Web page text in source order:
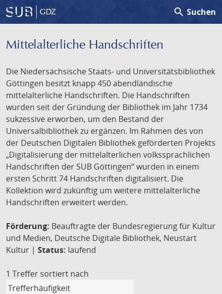
GDZ search Suchen
Mittelalterliche Handschriften
Die Niedersächsische Staats- und Universitätsbibliothek
Göttingen besitzt knapp 450 abendländische
mittelalterliche Handschriften. Die Handschriften
wurden seit der Gründung der Bibliothek im Jahr 1734
sukzessive erworben, um den Bestand der
Universalbibliothek zu ergänzen. Im Rahmen des von
der Deutschen Digitalen Bibliothek geförderten Projekts
„Digitalisierung der mittelalterlichen volkssprachlichen
Handschriften der SUB Göttingen“ wurden in einem
ersten Schritt 74 Handschriften digitalisiert. Die
Kollektion wird zukünftig um weitere mittelalterliche
Handschriften erweitert werden.
Förderung: Beauftragte der Bundesregierung für Kultur
und Medien, Deutsche Digitale Bibliothek, Neustart
Kultur | Status: laufend
1 Treffer sortiert nach